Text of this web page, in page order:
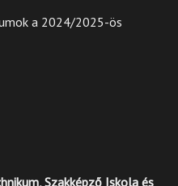
a 2024/2025-ös
Szakképző Iskola és